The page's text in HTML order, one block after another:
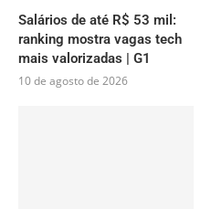
Salários de até R$ 53 mil:
ranking mostra vagas tech
mais valorizadas | G1
10 de agosto de 2026